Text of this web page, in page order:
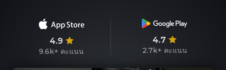
4.9
9.6k+ คะแนน
4.7
2.7k+ คะแนน